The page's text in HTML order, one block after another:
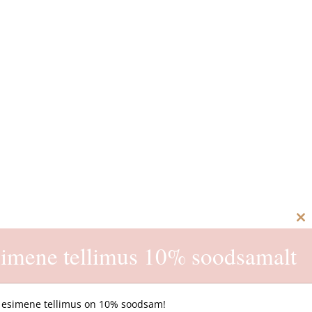
tellimus 10% soodsamalt
tellimus on 10% soodsam!